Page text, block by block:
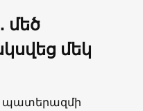
մեծ
մեկ
պատերազմի